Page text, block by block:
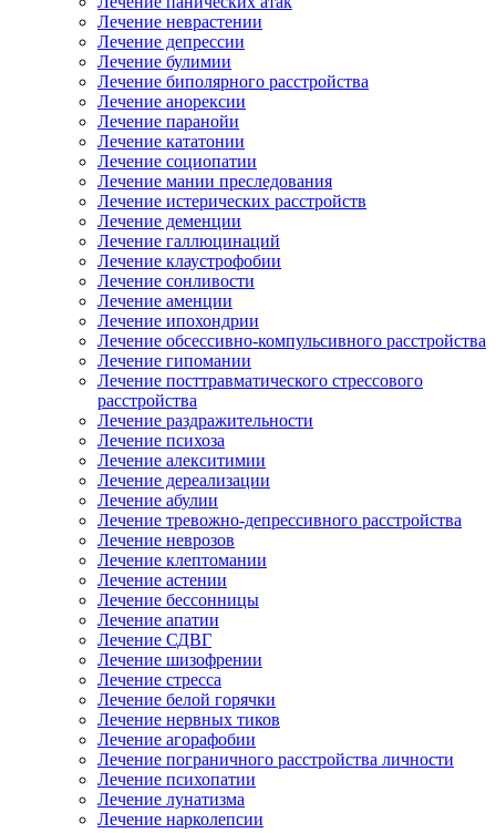
Лечение неврастении
Лечение депрессии
Лечение булимии
Лечение биполярного расстройства
Лечение анорексии
Лечение паранойи
Лечение кататонии
Лечение социопатии
Лечение мании преследования
Лечение истерических расстройств
Лечение деменции
Лечение галлюцинаций
Лечение клаустрофобии
Лечение сонливости
Лечение аменции
Лечение ипохондрии
Лечение обсессивно-компульсивного расстройства
Лечение гипомании
Лечение посттравматического стрессового
расстройства
Лечение раздражительности
Лечение психоза
Лечение алекситимии
Лечение дереализации
Лечение абулии
Лечение тревожно-депрессивного расстройства
Лечение неврозов
Лечение клептомании
Лечение астении
Лечение бессонницы
Лечение апатии
Лечение СДВГ
Лечение шизофрении
Лечение стресса
Лечение белой горячки
Лечение нервных тиков
Лечение агорафобии
Лечение пограничного расстройства личности
Лечение психопатии
Лечение лунатизма
Лечение нарколепсии